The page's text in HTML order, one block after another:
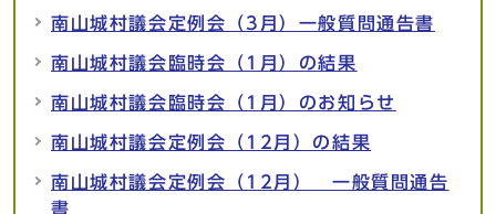
南山城村議会定例会（3月）一般質問通告書
南山城村議会臨時会（1月）の結果
南山城村議会臨時会（1月）のお知らせ
南山城村議会定例会（12月）の結果
南山城村議会定例会（12月） 一般質問通告
書